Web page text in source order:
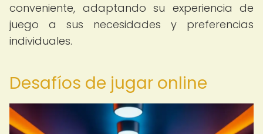
conveniente, adaptando su experiencia de
juego a sus necesidades y preferencias
individuales.
Desafíos de jugar online